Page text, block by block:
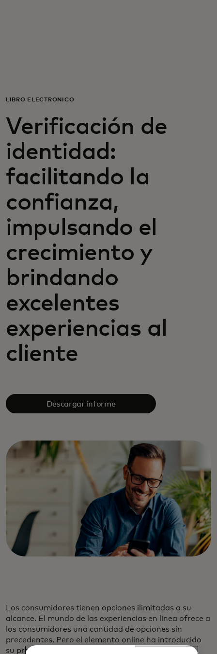
Noticias y tendencias
LIBRO ELECTRÓNICO
Verificación de
identidad:
facilitando la
confianza,
impulsando el
crecimiento y
brindando
excelentes
experiencias al
cliente
Descargar informe
Los consumidores tienen opciones ilimitadas a su
alcance. El mundo de las experiencias en línea ofrece a
los consumidores una cantidad de opciones sin
precedentes. Pero el elemento online ha introducido
su propio conjunto de desafíos: uno de ellos es